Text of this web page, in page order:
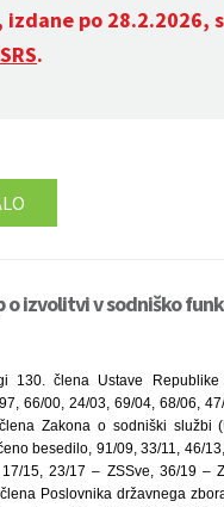
po 28.2.2026,
.
o izvolitvi v sodniško
130. člena Ustave
66/00, 24/03, 69/04, 68/06,
Zakona o sodniški službi
besedilo, 91/09, 33/11, 46/
15, 23/17 – ZSSve, 36/19 –
Poslovnika državnega